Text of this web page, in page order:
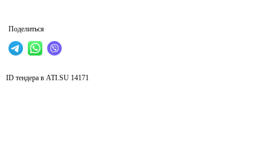
Поделиться
ID тендера в ATI.SU 14171